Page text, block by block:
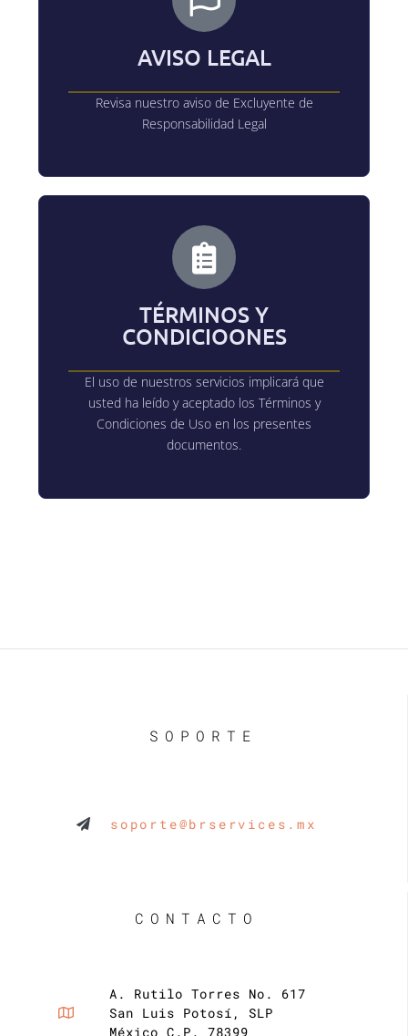
AVISO LEGAL
Revisa nuestro aviso de Excluyente de
Responsabilidad Legal
TÉRMINOS Y
CONDICIOONES
El uso de nuestros servicios implicará que
usted ha leído y aceptado los Términos y
Condiciones de Uso en los presentes
documentos.
SOPORTE
soporte@brservices.mx
CONTACTO
A. Rutilo Torres No. 617
San Luis Potosí, SLP
México C.P. 78399